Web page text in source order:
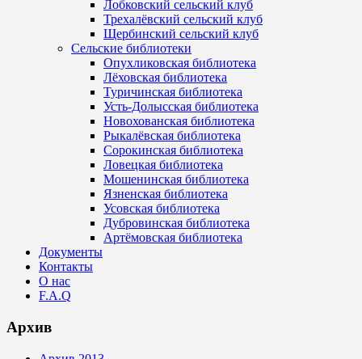
Лобковский сельский клуб
Трехалёвский сельский клуб
Щербинский сельский клуб
Сельские библиотеки
Опухликовская библиотека
Лёховская библиотека
Туричинская библиотека
Усть-Долысская библиотека
Новохованская библиотека
Рыкалёвская библиотека
Сорокинская библиотека
Ловецкая библиотека
Мошенинская библиотека
Язненская библиотека
Усовская библиотека
Дубровинская библиотека
Артёмовская библиотека
Документы
Контакты
О нас
F.A.Q
Архив